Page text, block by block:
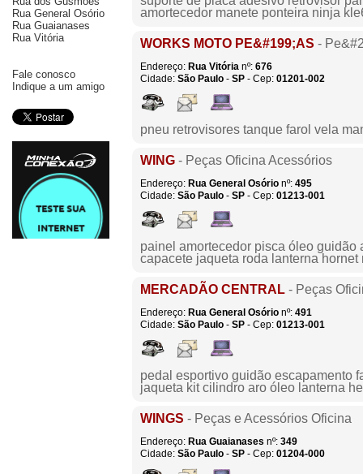
Rua General Osório
Rua Guaianases
Rua Vitória
Fale conosco
Indique a um amigo
amortecedor manete ponteira ninja
WORKS MOTO PE&#199;AS -
Endereço: Rua Vitória nº: 676
Cidade: São Paulo - SP - Cep: 01201-002
pneu retrovisores tanque farol vela
WING - Peças Oficina Acessórios
Endereço: Rua General Osório nº: 495
Cidade: São Paulo - SP - Cep: 01213-001
painel amortecedor pisca óleo
capacete jaqueta roda lanterna hornet
MERCADÃO CENTRAL - Peças
Endereço: Rua General Osório nº: 491
Cidade: São Paulo - SP - Cep: 01213-001
pedal esportivo guidão escapamento
jaqueta kit cilindro aro óleo lanterna
WINGS - Peças e Acessórios Oficina
Endereço: Rua Guaianases nº: 349
Cidade: São Paulo - SP - Cep: 01204-000